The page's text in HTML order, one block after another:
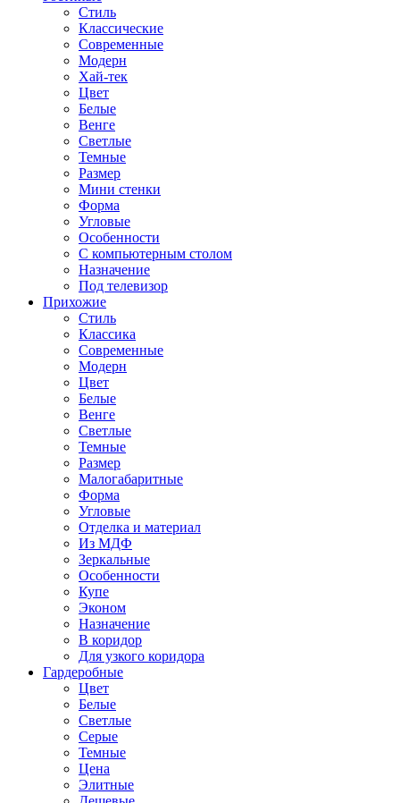
Стиль
Классические
Современные
Модерн
Хай-тек
Цвет
Белые
Венге
Светлые
Темные
Размер
Мини стенки
Форма
Угловые
Особенности
С компьютерным столом
Назначение
Под телевизор
Прихожие
Стиль
Классика
Современные
Модерн
Цвет
Белые
Венге
Светлые
Темные
Размер
Малогабаритные
Форма
Угловые
Отделка и материал
Из МДФ
Зеркальные
Особенности
Купе
Эконом
Назначение
В коридор
Для узкого коридора
Гардеробные
Цвет
Белые
Светлые
Серые
Темные
Цена
Элитные